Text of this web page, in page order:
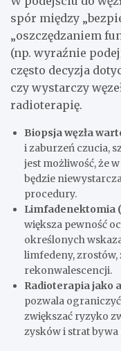
spór między
„oszczędzaniem
(np. wyraźnie
często decyzja
czy wystarczy
radioterapię.
Biopsja węzła
i zaburzeń czucia,
jest możliwość, że
będzie
procedury.
Limfadenektomia
większa pewność
określonych
limfedeny, zrostów,
rekonwalescencji.
Radioterapia jako
pozwala
zwiększać ryzyko
zysków i strat